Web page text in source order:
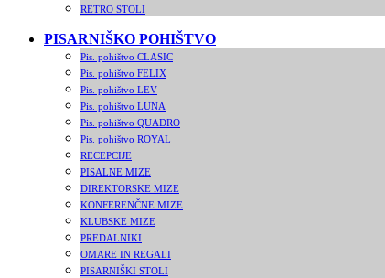
RETRO STOLI
PISARNIŠKO POHIŠTVO
Pis. pohištvo CLASIC
Pis. pohištvo FELIX
Pis. pohištvo LEV
Pis. pohištvo LUNA
Pis. pohištvo QUADRO
Pis. pohištvo ROYAL
RECEPCIJE
PISALNE MIZE
DIREKTORSKE MIZE
KONFERENČNE MIZE
KLUBSKE MIZE
PREDALNIKI
OMARE IN REGALI
PISARNIŠKI STOLI